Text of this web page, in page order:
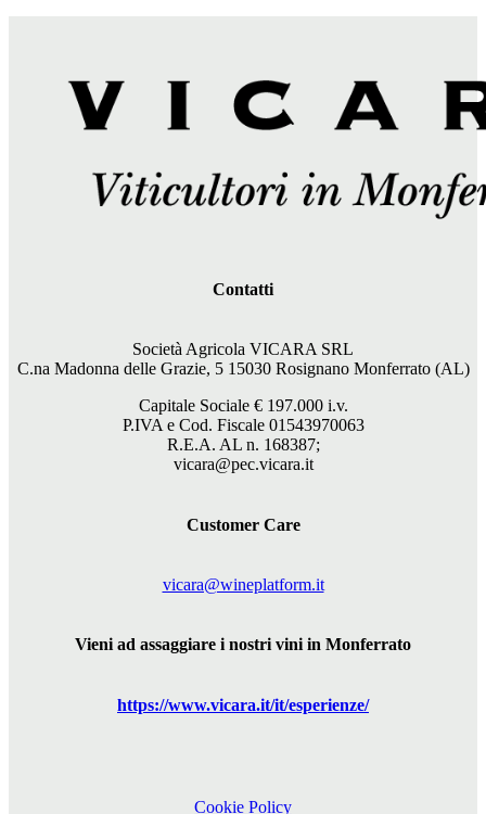
Contatti
Società Agricola VICARA SRL
C.na Madonna delle Grazie, 5 15030 Rosignano Monferrato (AL)
Capitale Sociale € 197.000i.v.
P.IVA e Cod. Fiscale 01543970063
R.E.A. AL n. 168387;
vicara@pec.vicara.it
Customer Care
vicara@wineplatform.it
Vieni ad assaggiare i nostri vini in Monferrato
https://www.vicara.it/it/esperienze/
Cookie Policy